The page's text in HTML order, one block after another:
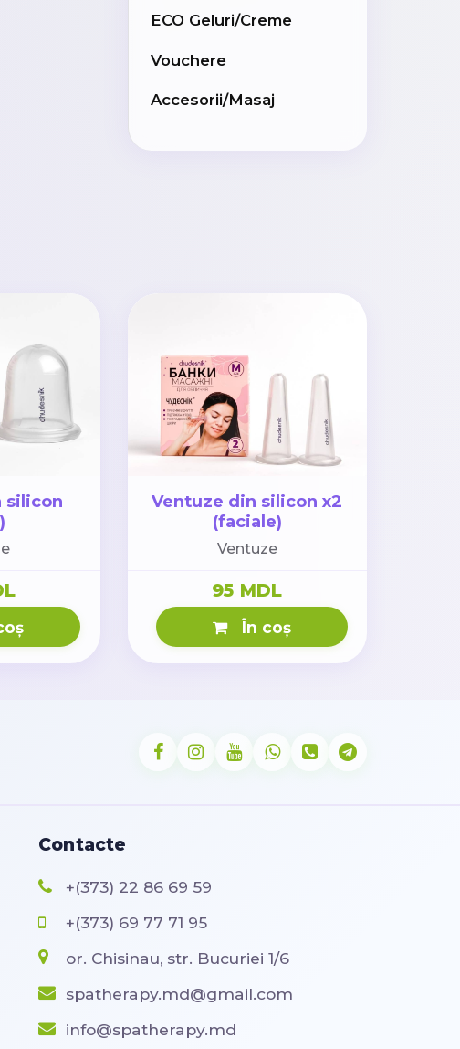
ECO Geluri/Creme
Vouchere
Accesorii/Masaj
silicon
Ventuze din silicon x2
(faciale)
Ventuze
95 MDL
În coș
Contacte
+(373) 22 86 69 59
+(373) 69 77 71 95
or. Chisinau, str. Bucuriei 1/6
spatherapy.md@gmail.com
info@spatherapy.md